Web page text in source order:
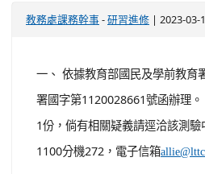
教務處課務幹事 - 研習進修 | 2023-03-
一、 依據教育部國民及學前教育
署國字第1120028661號函辦理
1份，倘有相關疑義請逕洽該測
1100分機272，電子信箱